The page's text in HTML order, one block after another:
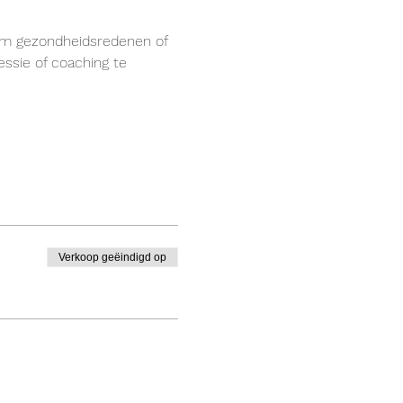
gezondheidsredenen of
of coaching te
Verkoop geëindigd op